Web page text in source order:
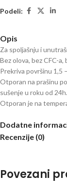
Podeli:
Opis
​​​​​​Za spoljašnju i
Bez olova, bez CFC-
Prekriva površinu 1,5
Otporan na prašinu
sušenje u roku od 24h.
Otporan je na
Dodatne
Recenzije (0)
Povezani